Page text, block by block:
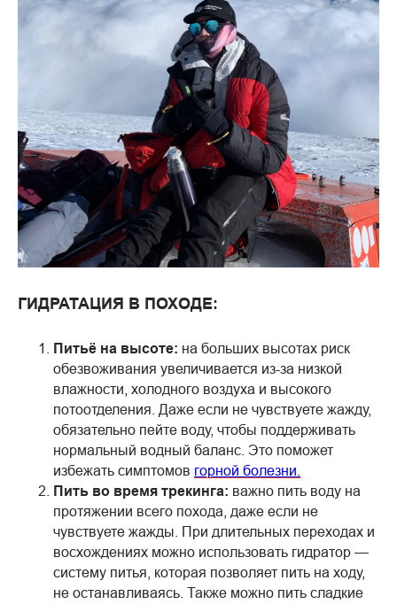
ГИДРАТАЦИЯ В ПОХОДЕ:
Питьё на высоте: на больших высотах риск
обезвоживания увеличивается из-за низкой
влажности, холодного воздуха и высокого
потоотделения. Даже если не чувствуете жажду,
обязательно пейте воду, чтобы поддерживать
нормальный водный баланс. Это поможет
избежать симптомов горной болезни.
Пить во время трекинга: важно пить воду на
протяжении всего похода, даже если не
чувствуете жажды. При длительных переходах и
восхождениях можно использовать гидратор —
систему питья, которая позволяет пить на ходу,
не останавливаясь. Также можно пить сладкие